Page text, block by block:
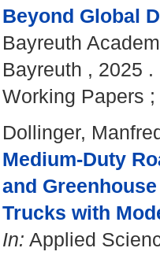
Beyond Global
Bayreuth
Bayreuth , 2025
Working Papers
Dollinger,
Medium-Duty
and
Trucks with
In: Applied